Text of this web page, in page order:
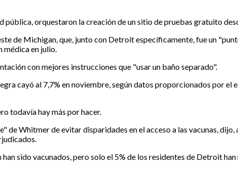
pública, orquestaron la creación de un sitio de pruebas gratuito
de Michigan, que, junto con Detroit específicamente, fue un
en julio.
con mejores instrucciones que "usar un baño separado".
cayó al 7,7% en noviembre, según datos proporcionados por
todavía hay más por hacer.
de Whitmer de evitar disparidades en el acceso a las vacunas,
sido vacunados, pero solo el 5% de los residentes de Detroit